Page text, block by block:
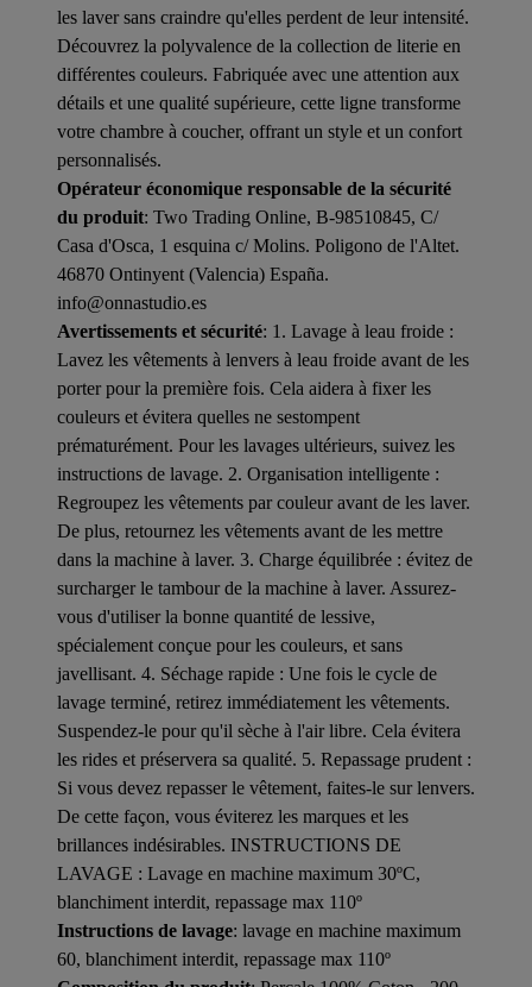
les laver sans craindre qu'elles perdent de leur intensité.
Découvrez la polyvalence de la collection de literie en
différentes couleurs. Fabriquée avec une attention aux
détails et une qualité supérieure, cette ligne transforme
votre chambre à coucher, offrant un style et un confort
personnalisés.
Opérateur économique responsable de la sécurité
du produit: Two Trading Online, B-98510845, C/
Casa d'Osca, 1 esquina c/ Molins. Poligono de l'Altet.
46870 Ontinyent (Valencia) España.
info@onnastudio.es
Avertissements et sécurité: 1. Lavage à leau froide :
Lavez les vêtements à lenvers à leau froide avant de les
porter pour la première fois. Cela aidera à fixer les
couleurs et évitera quelles ne sestompent
prématurément. Pour les lavages ultérieurs, suivez les
instructions de lavage. 2. Organisation intelligente :
Regroupez les vêtements par couleur avant de les laver.
De plus, retournez les vêtements avant de les mettre
dans la machine à laver. 3. Charge équilibrée : évitez de
surcharger le tambour de la machine à laver. Assurez-
vous d'utiliser la bonne quantité de lessive,
spécialement conçue pour les couleurs, et sans
javellisant. 4. Séchage rapide : Une fois le cycle de
lavage terminé, retirez immédiatement les vêtements.
Suspendez-le pour qu'il sèche à l'air libre. Cela évitera
les rides et préservera sa qualité. 5. Repassage prudent :
Si vous devez repasser le vêtement, faites-le sur lenvers.
De cette façon, vous éviterez les marques et les
brillances indésirables. INSTRUCTIONS DE
LAVAGE : Lavage en machine maximum 30ºC,
blanchiment interdit, repassage max 110º
Instructions de lavage: lavage en machine maximum
60, blanchiment interdit, repassage max 110º